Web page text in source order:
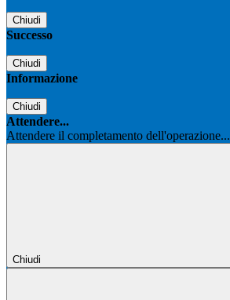
Chiudi
Successo
Chiudi
Informazione
Chiudi
Attendere...
Attendere il completamento dell'operazione...
Chiudi